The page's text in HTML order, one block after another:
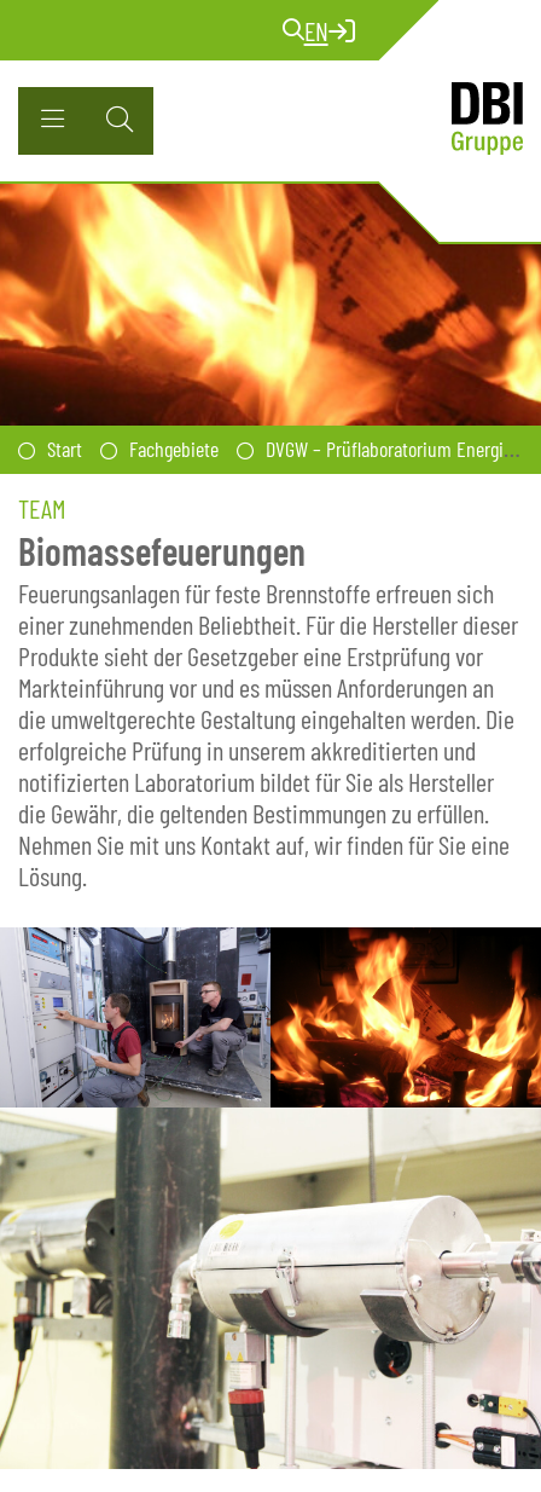
EN
Start Fachgebiete DVGW – Prüflaboratorium Energie
TEAM
Biomassefeuerungen
Feuerungsanlagen für feste Brennstoffe erfreuen sich
einer zunehmenden Beliebtheit. Für die Hersteller dieser
Produkte sieht der Gesetzgeber eine Erstprüfung vor
Markteinführung vor und es müssen Anforderungen an
die umweltgerechte Gestaltung eingehalten werden. Die
erfolgreiche Prüfung in unserem akkreditierten und
notifizierten Laboratorium bildet für Sie als Hersteller
die Gewähr, die geltenden Bestimmungen zu erfüllen.
Nehmen Sie mit uns Kontakt auf, wir finden für Sie eine
Lösung.